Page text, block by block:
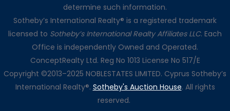
determine such information.
Sotheby’s International Realty® is a registered trademark
licensed to Sotheby’s International Realty Affiliates LLC. Each
Office is independently Owned and Operated.
ConceptRealty Ltd. Reg No 1013 License No 517/E
Copyright ©2013–2025 NOBLESTATES LIMITED. Cyprus Sotheby’s
International Realty®. Sotheby's Auction House. All rights
reserved.